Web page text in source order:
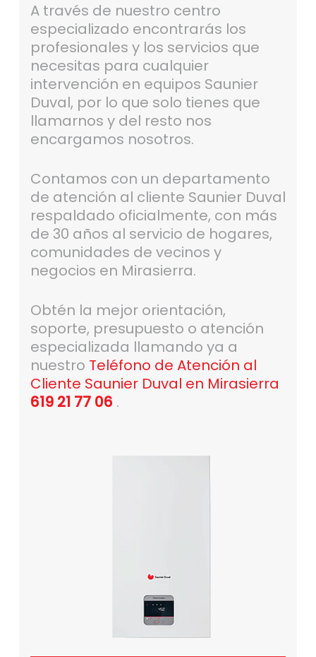
A través de nuestro centro
especializado encontrarás los
profesionales y los servicios que
necesitas para cualquier
intervención en equipos Saunier
Duval, por lo que solo tienes que
llamarnos y del resto nos
encargamos nosotros.
Contamos con un departamento
de atención al cliente Saunier Duval
respaldado oficialmente, con más
de 30 años al servicio de hogares,
comunidades de vecinos y
negocios en Mirasierra.
Obtén la mejor orientación,
soporte, presupuesto o atención
especializada llamando ya a
nuestro Teléfono de Atención al
Cliente Saunier Duval en Mirasierra
619 21 77 06 .